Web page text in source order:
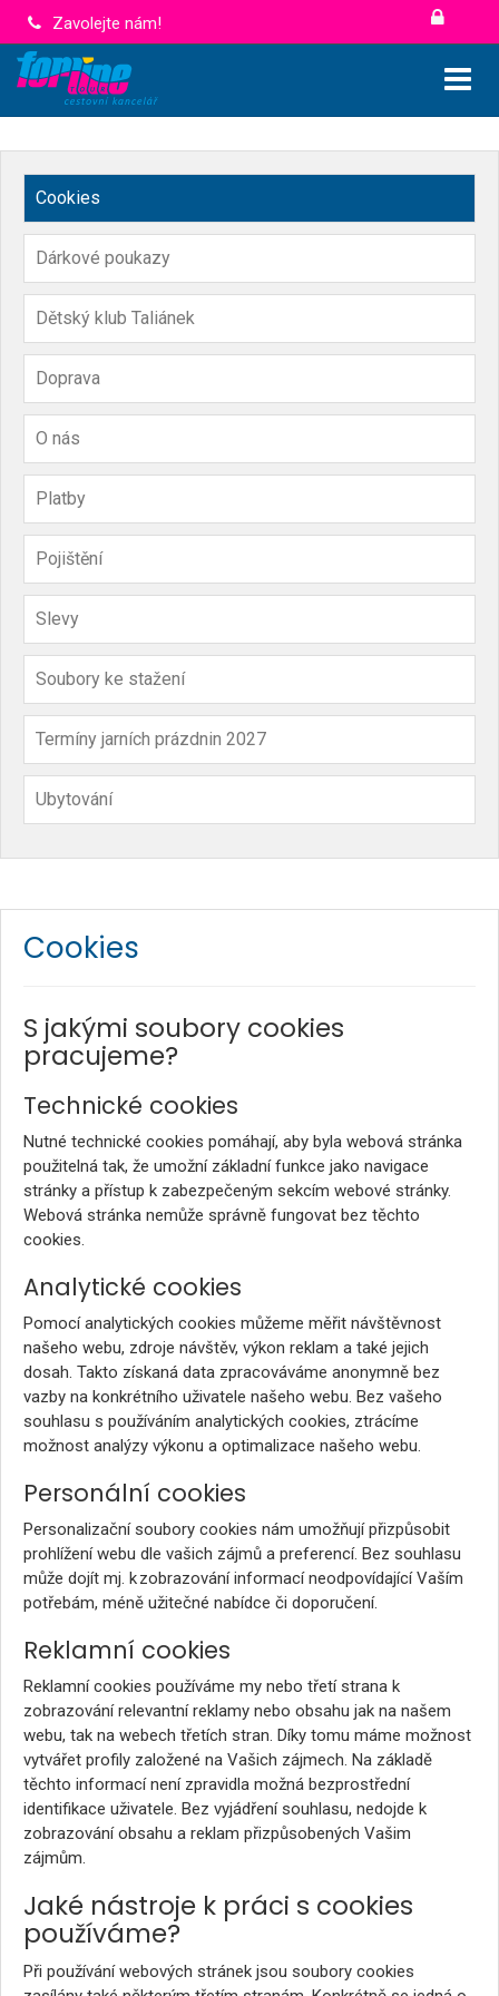
Zavolejte nám!
Cookies
Dárkové poukazy
Dětský klub Taliánek
Doprava
O nás
Platby
Pojištění
Slevy
Soubory ke stažení
Termíny jarních prázdnin 2027
Ubytování
Cookies
S jakými soubory cookies
pracujeme?
Technické cookies
Nutné technické cookies pomáhají, aby byla webová stránka
použitelná tak, že umožní základní funkce jako navigace
stránky a přístup k zabezpečeným sekcím webové stránky.
Webová stránka nemůže správně fungovat bez těchto
cookies.
Analytické cookies
Pomocí analytických cookies můžeme měřit návštěvnost
našeho webu, zdroje návštěv, výkon reklam a také jejich
dosah. Takto získaná data zpracováváme anonymně bez
vazby na konkrétního uživatele našeho webu. Bez vašeho
souhlasu s používáním analytických cookies, ztrácíme
možnost analýzy výkonu a optimalizace našeho webu.
Personální cookies
Personalizační soubory cookies nám umožňují přizpůsobit
prohlížení webu dle vašich zájmů a preferencí. Bez souhlasu
může dojít mj. k zobrazování informací neodpovídající Vaším
potřebám, méně užitečné nabídce či doporučení.
Reklamní cookies
Reklamní cookies používáme my nebo třetí strana k
zobrazování relevantní reklamy nebo obsahu jak na našem
webu, tak na webech třetích stran. Díky tomu máme možnost
vytvářet profily založené na Vašich zájmech. Na základě
těchto informací není zpravidla možná bezprostřední
identifikace uživatele. Bez vyjádření souhlasu, nedojde k
zobrazování obsahu a reklam přizpůsobených Vašim
zájmům.
Jaké nástroje k práci s cookies
používáme?
Při používání webových stránek jsou soubory cookies